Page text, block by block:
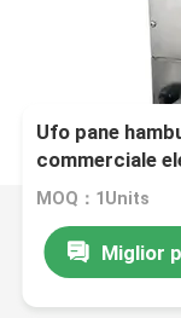
Ufo pane
commerciale
carne
MOQ：1Units
Miglior